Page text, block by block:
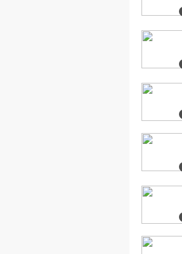
[18] 概论
[19] 概论
[20] 概论
的》概念地
[21] 概论
的》概念
图
图》概念地